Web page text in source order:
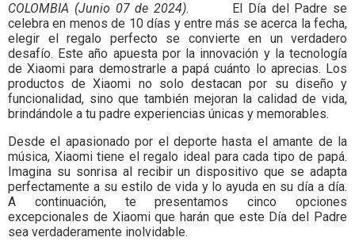
COLOMBIA (Junio 07 de 2024).
El Día del Padre se
celebra en menos de 10 días y entre más se acerca la fecha,
elegir el regalo perfecto se convierte en un verdadero
desafío. Este año apuesta por la innovación y la tecnología
de Xiaomi para demostrarle a papá cuánto lo aprecias. Los
productos de Xiaomi no solo destacan por su diseño y
funcionalidad, sino que también mejoran la calidad de vida,
brindándole a tu padre experiencias únicas y memorables.
Desde el apasionado por el deporte hasta el amante de la
música, Xiaomi tiene el regalo ideal para cada tipo de papá.
Imagina su sonrisa al recibir un dispositivo que se adapta
perfectamente a su estilo de vida y lo ayuda en su día a día.
A continuación, te presentamos cinco opciones
excepcionales de Xiaomi que harán que este Día del Padre
sea verdaderamente inolvidable.